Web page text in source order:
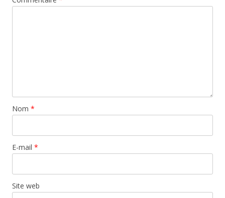
Nom *
E-mail *
Site web